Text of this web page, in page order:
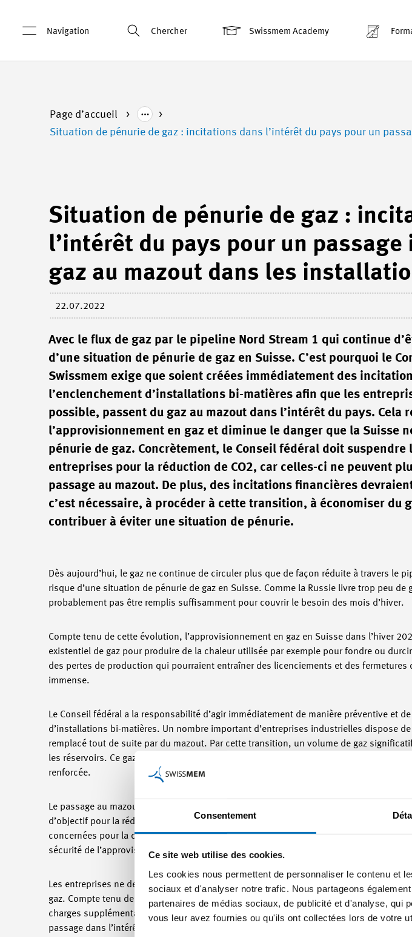
Consentement
Ce site web utilise des cookies.
Les cookies nous permettent de personnaliser le contenu et
sociaux et d'analyser notre trafic. Nous partageons
partenaires de médias sociaux, de publicité et d'analyse, qui
vous leur avez fournies ou qu'ils ont collectées lors de votre
Navigation Chercher Swissmem Academy
Page d’accueil
Situation de pénurie de gaz : incitations dans l’intérêt du pays pour un
Situation de pénurie de gaz :
l’intérêt du pays pour un passage
gaz au mazout dans les
22.07.2022
Avec le flux de gaz par le pipeline Nord Stream 1 qui continue
d’une situation de pénurie de gaz en Suisse. C’est pourquoi le
Swissmem exige que soient créées immédiatement des
l’enclenchement d’installations bi-matières afin que les
possible, passent du gaz au mazout dans l’intérêt du pays. Cela
l’approvisionnement en gaz et diminue le danger que la Suisse
pénurie de gaz. Concrètement, le Conseil fédéral doit suspendre
entreprises pour la réduction de CO2, car celles-ci ne peuvent
passage au mazout. De plus, des incitations financières
c’est nécessaire, à procéder à cette transition, à économiser du
contribuer à éviter une situation de pénurie.
Dès aujourd’hui, le gaz ne continue de circuler plus que de façon réduite à travers le
risque d’une situation de pénurie de gaz en Suisse. Comme la Russie livre trop peu
probablement pas être remplis suffisamment pour couvrir le besoin des mois d’hiver.
Compte tenu de cette évolution, l’approvisionnement en gaz en Suisse dans l’hiver
existentiel de gaz pour produire de la chaleur utilisée par exemple pour fondre ou
des pertes de production qui pourraient entraîner des licenciements et des fermetures
immense.
Le Conseil fédéral a la responsabilité d’agir immédiatement de manière préventive et
d’installations bi-matières. Un nombre important d’entreprises industrielles dispose
remplacé tout de suite par du mazout. Par cette transition, un volume de gaz
les réservoirs. Ce gaz serait disponible de façon supplémentaire en hiver. La sécurité
renforcée.
Le passage au mazout peut cependant conduire à ce que les entreprises ne pourront
d’objectif pour la réduction d’émission de CO . Ces conventions d’objectif doivent
concernées pour la durée de la crise. Le Conseil fédéral doit immédiatement
sécurité de l’approvisionnement.
Les entreprises ne devraient subir aucun désavantage financier par la transition du
gaz. Compte tenu des perspectives économiques tendues, les entreprises ne sont le
charges supplémentaires. Les entreprises concernées ont par conséquent besoin
passage dans l’intérêt du pays et de la sécurité de l’approvisionnement.